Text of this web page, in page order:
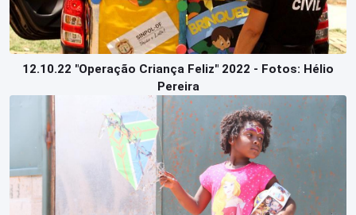
12.10.22 "Operação Criança Feliz" 2022 - Fotos: Hélio
Pereira